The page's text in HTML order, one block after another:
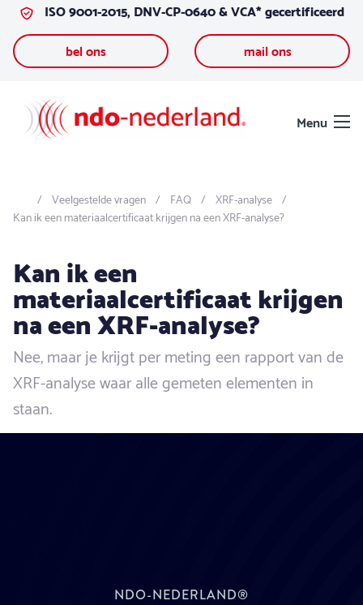
Ga naar de inhoud
ISO 9001-2015, DNV-CP-0640 & VCA* gecertificeerd
bel ons
mail ons
Menu
Veelgestelde vragen FAQ
XRF-analyse
Kan ik een materiaalcertificaat krijgen na een XRF-analyse?
Kan ik een
materiaalcertificaat krijgen
na een XRF-analyse?
Nee, maar je krijgt per meting een rapport van de
XRF-analyse waar alle gemeten elementen in
staan.
NDO-NEDERLAND®